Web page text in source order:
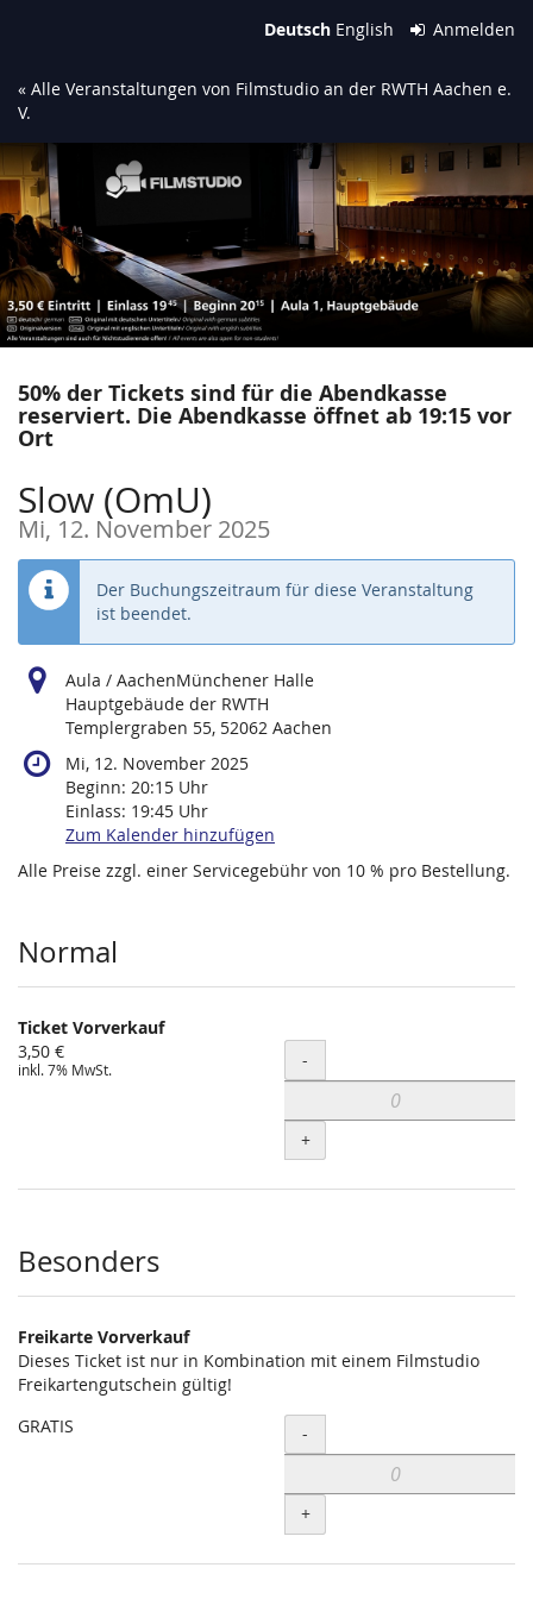
springen
Deutsch English Anmelden
« Alle Veranstaltungen von Filmstudio an der RWTH Aachen e.
V.
50% der Tickets sind für die Abendkasse
reserviert. Die Abendkasse öffnet ab 19:15 vor
Ort
Slow (OmU)
Mi, 12. November 2025
Der Buchungszeitraum für diese Veranstaltung
ist beendet.
Aula / AachenMünchener Halle
Hauptgebäude der RWTH
Templergraben 55, 52062 Aachen
Mi, 12. November 2025
Beginn: 20:15 Uhr
Einlass: 19:45 Uhr
Zum Kalender hinzufügen
Alle Preise zzgl. einer Servicegebühr von 10 % pro Bestellung.
Produkte
Normal
Ticket Vorverkauf
3,50 €
inkl. 7% MwSt. Menge
-
+
Besonders
Freikarte Vorverkauf
Dieses Ticket ist nur in Kombination mit einem Filmstudio
Freikartengutschein gültig!
GRATIS
Menge
-
+